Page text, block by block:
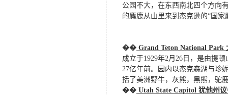
公园不大，在东西南北四个方向
的麋鹿从山里来到杰克逊的“国家
�� Grand Teton National Park
成立于1929年2月26日，是由提
27亿年前。园内以杰克森湖与珍
括了美洲野牛，灰熊，黑熊，驼
�� Utah State Capitol 犹他州